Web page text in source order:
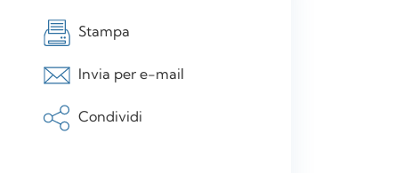
Stampa
Invia per e-mail
Condividi